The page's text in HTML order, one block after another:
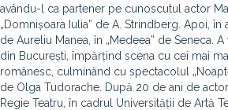
avându-l ca partener pe cunoscutul actor
„Domnișoara Iulia” de A. Strindberg. Apoi, în
de Aureliu Manea, în „Medeea” de Seneca.
din București, împărțind scena cu cei mai
românesc, culminând cu spectacolul
de Olga Tudorache. După 20 de ani de
Regie Teatru, în cadrul Universității de Artă